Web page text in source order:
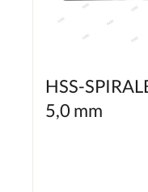
HSS-
5,0 mm